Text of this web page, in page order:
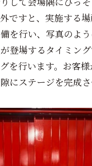
ですと、実施する
を行い、写真のよ
登場するタイミング
を行います。お客
にステージを完成さ